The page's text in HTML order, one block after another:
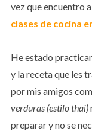
vez que encuentro
clases de cocina
He estado
y la receta que les
por mis amigos
verduras (estilo thai)
preparar y no se